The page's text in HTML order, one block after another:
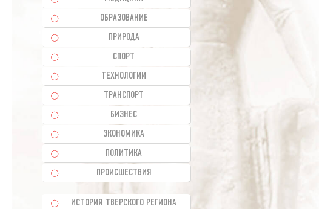
ОБРАЗОВАНИЕ
ПРИРОДА
СПОРТ
ТЕХНОЛОГИИ
ТРАНСПОРТ
БИЗНЕС
ЭКОНОМИКА
ПОЛИТИКА
ПРОИСШЕСТВИЯ
ИСТОРИЯ ТВЕРСКОГО РЕГИОНА